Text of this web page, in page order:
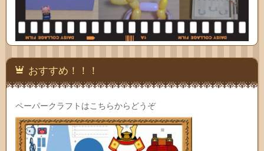
おすすめ！！！
ペーパークラフトはこちらからどうぞ